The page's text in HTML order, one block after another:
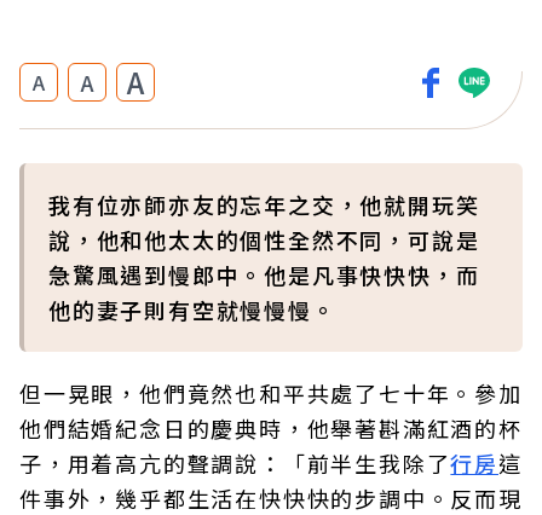
A A A
我有位亦師亦友的忘年之交，他就開玩笑
說，他和他太太的個性全然不同，可說是
急驚風遇到慢郎中。他是凡事快快快，而
他的妻子則有空就慢慢慢。
但一晃眼，他們竟然也和平共處了七十年。參加
他們結婚紀念日的慶典時，他舉著斟滿紅酒的杯
子，用着高亢的聲調說：「前半生我除了行房這
件事外，幾乎都生活在快快快的步調中。反而現